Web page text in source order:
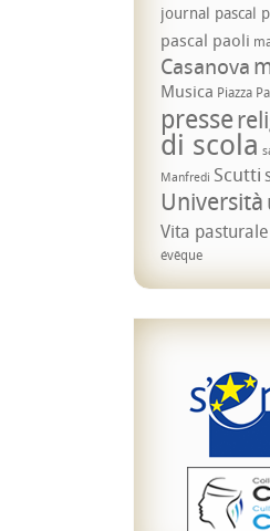
journal pascal
pascal paoli
Casanova
Musica Piazza
presse
di scola
Manfredi Scutti
Università
Vita pasturale
évêque